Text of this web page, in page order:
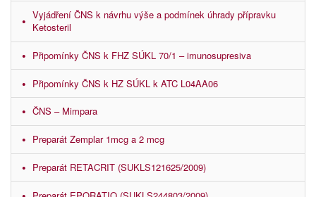
Vyjádření ČNS k návrhu výše a podmínek úhrady přípravku
Ketosteril
Připomínky ČNS k FHZ SÚKL 70/1 – imunosupresiva
Připomínky ČNS k HZ SÚKL k ATC L04AA06
ČNS – Mimpara
Preparát Zemplar 1mcg a 2 mcg
Preparát RETACRIT (SUKLS121625/2009)